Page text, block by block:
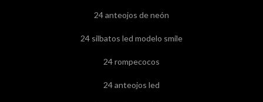
24 anteojos de neón
24 silbatos led modelo smile
24 rompecocos
24 anteojos led